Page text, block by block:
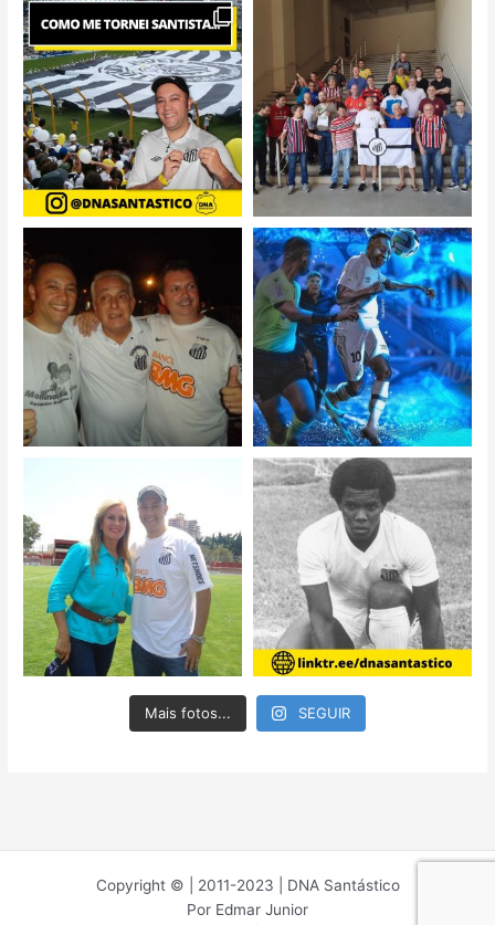
Mais fotos... SEGUIR
Copyright © | 2011-2023 | DNA Santástico
Por Edmar Junior